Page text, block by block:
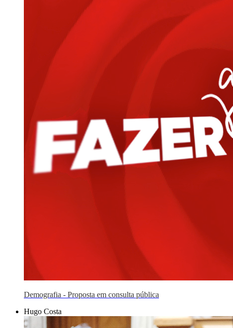
Demografia - Proposta em consulta pública
Hugo Costa